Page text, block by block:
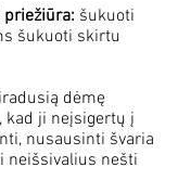
priežiūra: šukuoti
šukuoti skirtu
dėmę
kad ji neįsigertų į
nusausinti švaria
neišsivalius nešti